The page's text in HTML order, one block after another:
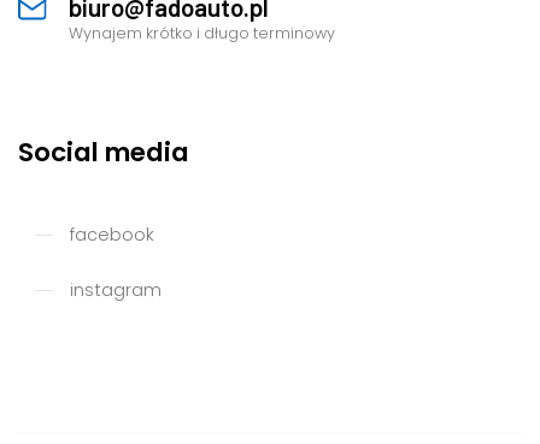
biuro@fadoauto.pl
Wynajem krótko i długo terminowy
Social media
facebook
instagram